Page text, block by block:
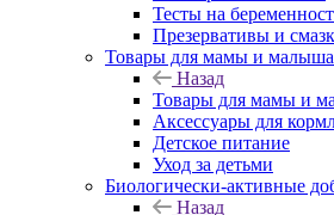
Тесты на
Презервативы и
Товары для мамы и малыша
Назад
Товары для мамы и
Аксессуары для
Детское питание
Уход за детьми
Биологически-активные
Назад